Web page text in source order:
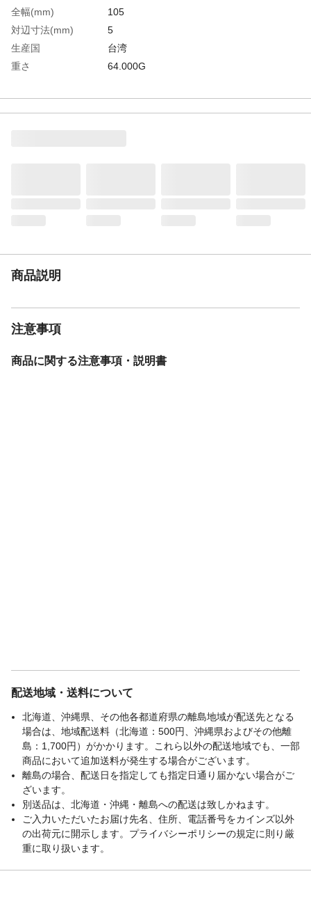
全幅(mm)
105
対辺寸法(mm)
5
生産国
台湾
重さ
64.000G
材質2
ハンドル：ABS樹脂
商品説明
注意事項
商品に関する注意事項・説明書
配送地域・送料について
北海道、沖縄県、その他各都道府県の離島地域が配送先となる
場合は、地域配送料（北海道：500円、沖縄県およびその他離
島：1,700円）がかかります。これら以外の配送地域でも、一部
商品において追加送料が発生する場合がございます。
離島の場合、配送日を指定しても指定日通り届かない場合がご
ざいます。
別送品は、北海道・沖縄・離島への配送は致しかねます。
ご入力いただいたお届け先名、住所、電話番号をカインズ以外
の出荷元に開示します。プライバシーポリシーの規定に則り厳
重に取り扱います。